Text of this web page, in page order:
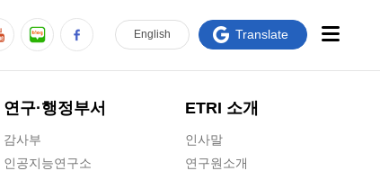
연구·행정부서
감사부
인공지능연구소
ETRI 소개
인사말
연구원소개
English Translate